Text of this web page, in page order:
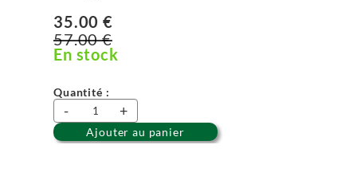
35.00 €
57.00 €
En stock
Quantité :
- +
Ajouter au panier